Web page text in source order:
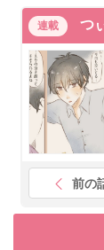
連載 つ
前の